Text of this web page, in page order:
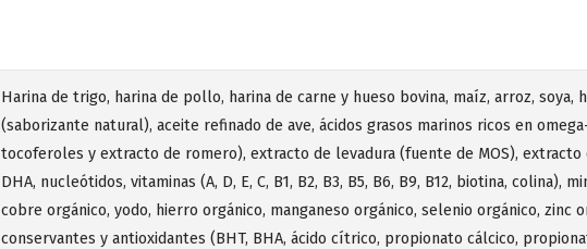
Harina de trigo, harina de pollo, harina de carne y hueso bovina, maíz, arroz, soya,
(saborizante natural), aceite refinado de ave, ácidos grasos marinos ricos en
tocoferoles y extracto de romero), extracto de levadura (fuente de MOS), extracto
DHA, nucleótidos, vitaminas (A, D, E, C, B1, B2, B3, B5, B6, B9, B12, biotina, colina),
cobre orgánico, yodo, hierro orgánico, manganeso orgánico, selenio orgánico, zinc
conservantes y antioxidantes (BHT, BHA, ácido cítrico, propionato cálcico,